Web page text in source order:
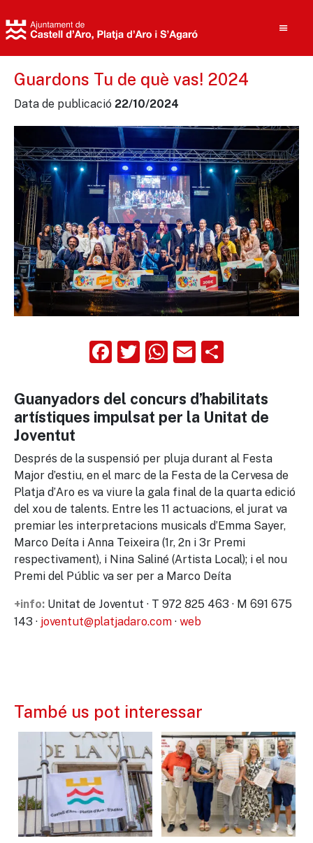
Guardons Tu de què vas! 2024
Data de publicació 22/10/2024
Facebook
Twitter
WhatsApp
Email
Guanyadors del concurs d’habilitats
artístiques impulsat per la Unitat de
Joventut
Després de la suspensió per pluja durant al Festa
Major d’estiu, en el marc de la Festa de la Cervesa de
Platja d’Aro es va viure la gala final de la quarta edició
del xou de talents. Entre les 11 actuacions, el jurat va
premiar les interpretacions musicals d’Emma Sayer,
Marco Deíta i Anna Teixeira (1r, 2n i 3r Premi
respectivament), i Nina Saliné (Artista Local); i el nou
Premi del Públic va ser per a Marco Deíta
+info: Unitat de Joventut · T 972 825 463 · M 691 675
143 · joventut@platjadaro.com · web
També us pot interessar